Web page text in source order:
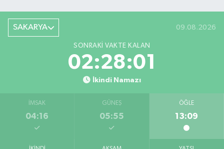
SAKARYA 09.08.2026
SONRAKI VAKTE KALAN
02:28:00
İkindi Namazı
İMSAK
04:16
GÜNEŞ
05:55
ÖĞLE
13:09